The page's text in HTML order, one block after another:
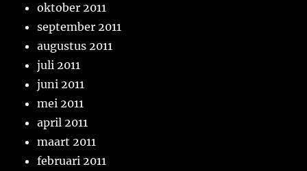
oktober 2011
september 2011
augustus 2011
juli 2011
juni 2011
mei 2011
april 2011
maart 2011
februari 2011